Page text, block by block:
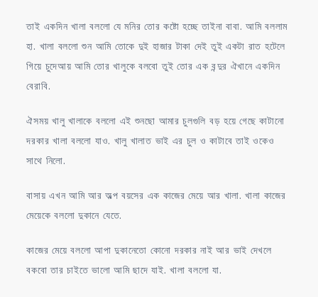
তাই একদিন খালা বললো যে মনির তোর কষ্টো হচ্ছে তাইনা বাবা. আমি বললাম
হা. খালা বললো শুন আমি তোকে দুই হাজার টাকা দেই তুই একটা রাত হটেলে
গিয়ে চুদেআয় আমি তোর খালুকে বলবো তুই তোর এক বন্দুর ঐখানে একদিন
বেরাবি.
ঐসময় খালু খালাকে বললো এই শুনছো আমার চুলগুলি বড় হয়ে গেছে কাটানো
দরকার খালা বললো যাও. খালু খালাত ভাই এর চুল ও কাটাবে তাই ওকেও
সাথে নিলো.
বাসায় এখন আমি আর অল্প বয়সের এক কাজের মেয়ে আর খালা. খালা কাজের
মেয়েকে বললো দুকানে যেতে.
কাজের মেয়ে বললো আপা দুকানেতো কোনো দরকার নাই আর ভাই দেখলে
বকবো তার চাইতে ভালো আমি ছাদে যাই. খালা বললো যা.